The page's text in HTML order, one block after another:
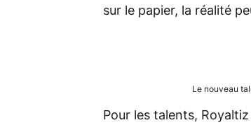
sur le papier, la réalité
Le nouveau
Pour les talents,